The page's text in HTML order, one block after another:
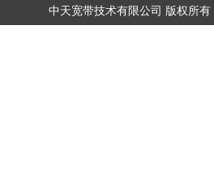
中天宽带技术有限公司 版权所